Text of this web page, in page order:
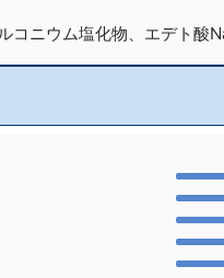
ニウム塩化物、エデト酸